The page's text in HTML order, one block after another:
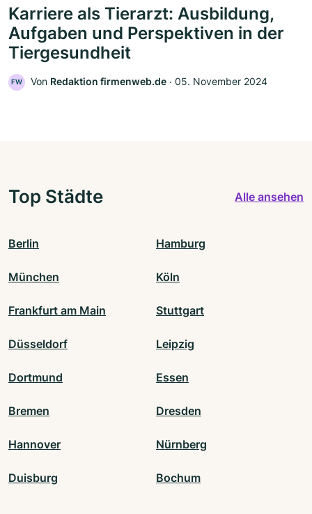
Karriere als Tierarzt: Ausbildung,
Aufgaben und Perspektiven in der
Tiergesundheit
FW Von Redaktion firmenweb.de ‧ 05. November 2024
Top Städte Alle ansehen
Berlin Hamburg
München Köln
Frankfurt am Main Stuttgart
Düsseldorf Leipzig
Dortmund Essen
Bremen Dresden
Hannover Nürnberg
Duisburg Bochum